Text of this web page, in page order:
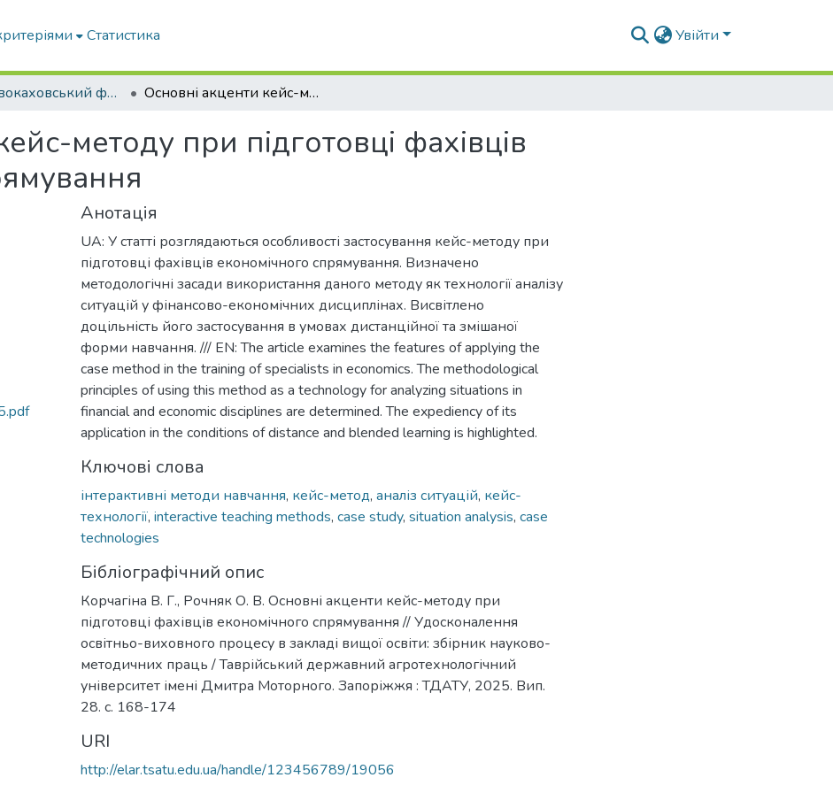
Статистика Увійти
ВСП Новокаховський фаховий коледж ТДАТУ Основні акценти кейс-методу при підготовці фахівців економічного спрямування
методу при підготовці фахівців
Анотація
UA: У статті розглядаються особливості застосування кейс-методу при
підготовці фахівців економічного спрямування. Визначено
методологічні засади використання даного методу як технології аналізу
ситуацій у фінансово-економічних дисциплінах. Висвітлено
доцільність його застосування в умовах дистанційної та змішаної
форми навчання. /// EN: The article examines the features of applying the
case method in the training of specialists in economics. The methodological
principles of using this method as a technology for analyzing situations in
financial and economic disciplines are determined. The expediency of its
application in the conditions of distance and blended learning is highlighted.
Ключові слова
інтерактивні методи навчання, кейс-метод, аналіз ситуацій, кейс-
технології, interactive teaching methods, case study, situation analysis, case
technologies
Бібліографічний опис
Корчагіна В. Г., Рочняк О. В. Основні акценти кейс-методу при
підготовці фахівців економічного спрямування // Удосконалення
освітньо-виховного процесу в закладі вищої освіти: збірник науково-
методичних праць / Таврійський державний агротехнологічний
університет імені Дмитра Моторного. Запоріжжя : ТДАТУ, 2025. Вип.
28. с. 168-174
URI
http://elar.tsatu.edu.ua/handle/123456789/19056